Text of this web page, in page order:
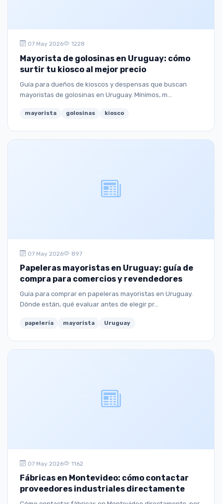
07 May 2026 1228
Mayorista de golosinas en Uruguay: cómo
surtir tu kiosco al mejor precio
Guía para dueños de kioscos y despensas que buscan
mayoristas de golosinas en Uruguay. Mínimos, m...
mayorista golosinas kiosco
07 May 2026 897
Papeleras mayoristas en Uruguay: guía de
compra para comercios y revendedores
Guía para comprar en papeleras mayoristas en Uruguay.
Dónde están, qué evaluar antes de elegir pr...
papelería mayorista Uruguay
07 May 2026 1162
Fábricas en Montevideo: cómo contactar
proveedores industriales directamente